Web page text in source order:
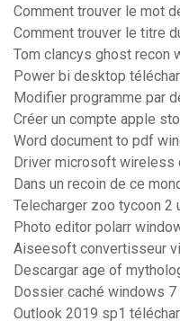
Comment trouver le mot
Comment trouver le titre
Tom clancys ghost recon
Power bi desktop
Modifier programme par
Créer un compte apple
Word document to pdf
Driver microsoft
Dans un recoin de ce
Telecharger zoo tycoon
Photo editor polarr
Aiseesoft convertisseur
Descargar age of
Dossier caché windows 7
Outlook 2019 sp1